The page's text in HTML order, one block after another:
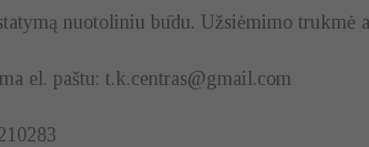
nuotoliniu būdu. Užsiėmimo trukmė
el. paštu: t.k.centras@gmail.com